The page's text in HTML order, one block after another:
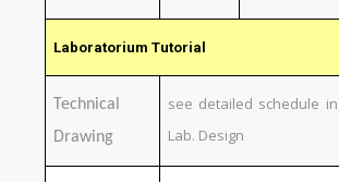
Laboratorium Tutorial
Technical
Drawing
see detailed schedule in
Lab. Design